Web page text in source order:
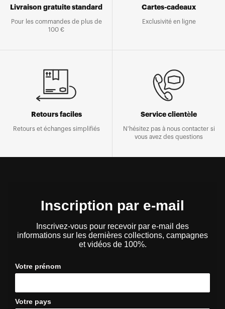
Livraison gratuite standard
Pour les commandes de plus de
100 €
Cartes-cadeaux
Exclusivité en ligne
Retours faciles
Retours et échanges simplifiés
Service clientèle
N'hésitez pas à nous contacter si
vous avez des questions
Inscription par e-mail
Inscrivez-vous pour recevoir par e-mail des
informations sur les dernières collections, campagnes
et vidéos de 100%.
Votre prénom
Votre pays